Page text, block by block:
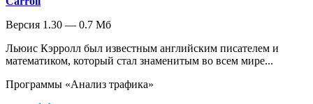
Версия 1.30 — 0.7 Мб
Льюис Кэрролл был известным английским писателем и
математиком, который стал знаменитым во всем мире...
Программы «Анализ трафика»